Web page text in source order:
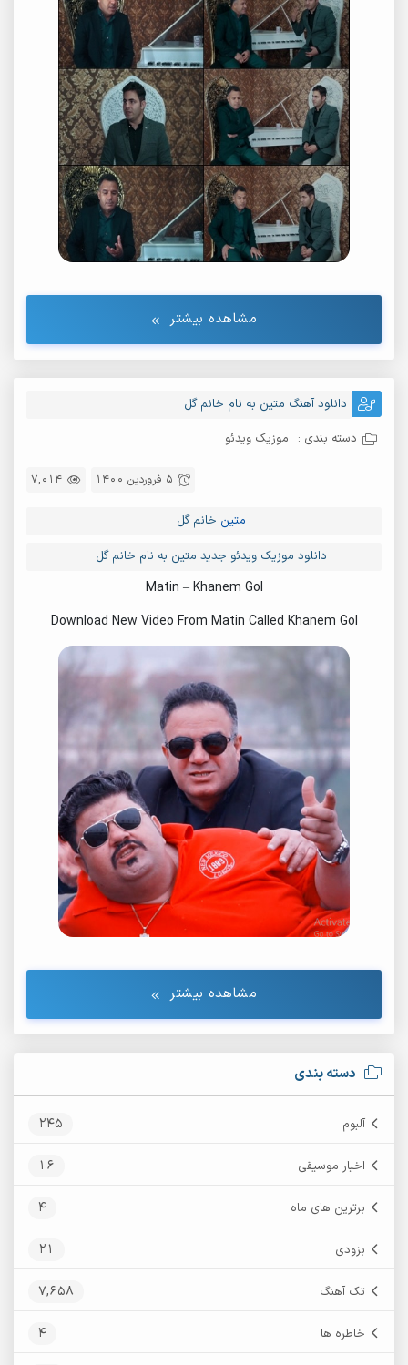
دسته بندی
آلبوم 245
اخبار موسیقی 16
برترین های ماه 4
بزودی 21
تک آهنگ 7,658
خاطره ها 4
مشاهده بیشتر
دانلود آهنگ متین به نام خانم گل
دسته بندی : موزیک ویدئو
7,014 5 فروردین 1400
متین خانم گل
دانلود موزیک ویدئو جدید متین به نام خانم گل
Matin – Khanem Gol
Download New Video From Matin Called Khanem Gol
مشاهده بیشتر